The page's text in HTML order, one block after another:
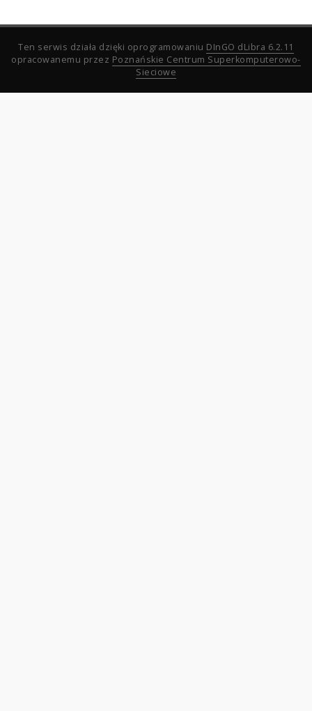
Ten serwis działa dzięki oprogramowaniu DInGO dLibra 6.2.11
opracowanemu przez Poznańskie Centrum Superkomputerowo-
Sieciowe